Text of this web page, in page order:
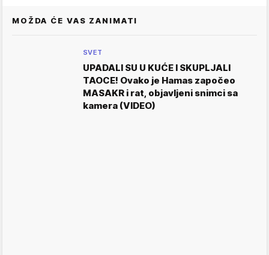
MOŽDA ĆE VAS ZANIMATI
SVET
UPADALI SU U KUĆE I SKUPLJALI
TAOCE! Ovako je Hamas započeo
MASAKR i rat, objavljeni snimci sa
kamera (VIDEO)